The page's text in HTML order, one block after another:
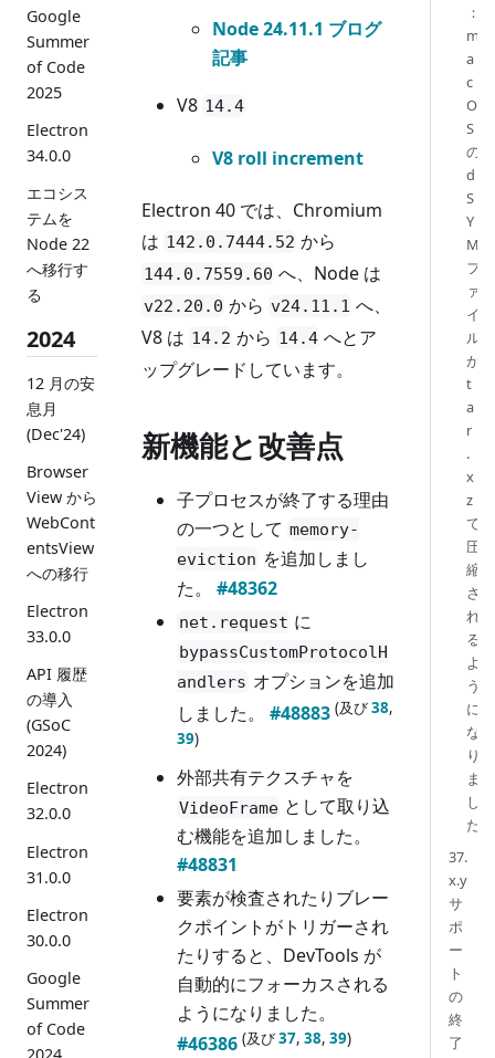
Google
Summer
of Code
2025
Electron
34.0.0
エコシス
テムを
Node 22
へ移行す
る
2024
12 月の安
息月
(Dec'24)
Browser
View から
WebCont
entsView
への移行
Electron
33.0.0
API 履歴
の導入
(GSoC
2024)
Electron
32.0.0
Electron
31.0.0
Electron
30.0.0
Google
Summer
of Code
Node 24.11.1 ブログ
記事
V8 14.4
V8 roll increment
Electron 40 では、Chromium
は 142.0.7444.52 から
144.0.7559.60 へ、Node は
v22.20.0 から v24.11.1 へ、
V8 は 14.2 から 14.4 へとア
ップグレードしています。
新機能と改善点
子プロセスが終了する理由
の一つとして memory-
eviction を追加しまし
た。 #48362
net.request に
bypassCustomProtocolH
andlers オプションを追加
しました。 #48883 (及び38,
39)
外部共有テクスチャを
VideoFrame として取り込
む機能を追加しました。
#48831
要素が検査されたりブレー
クポイントがトリガーされ
たりすると、DevTools が
自動的にフォーカスされる
ようになりました。
#46386 (及び37, 38, 39)
：
m
a
c
O
S
の
d
S
Y
M
フ
ァ
イ
ル
が
t
a
r
.
x
z
で
圧
縮
さ
れ
る
よ
う
に
な
り
ま
し
た
37.
x.y
サ
ポ
ー
ト
の
終
了